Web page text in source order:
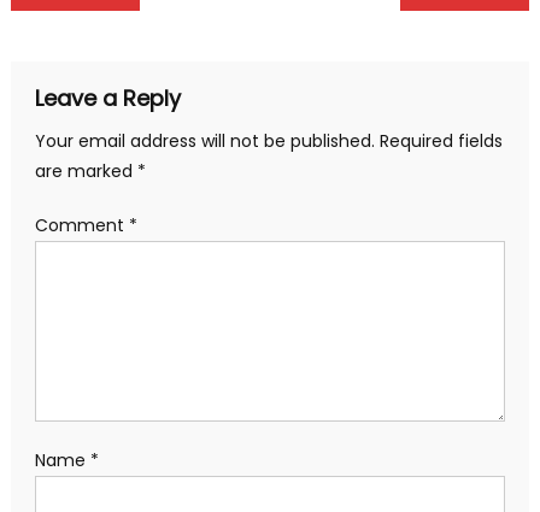
Leave a Reply
Your email address will not be published. Required fields
are marked *
Comment *
Name *